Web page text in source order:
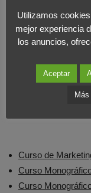
Curso Superior
Curso Superior
Curso de
Curso
Curso
Utilizamos
mejor experiencia
los anuncios,
Aceptar